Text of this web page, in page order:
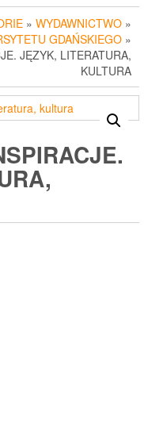
» WYDAWNICTWO »
GDAŃSKIEGO »
JĘZYK, LITERATURA,
KULTURA